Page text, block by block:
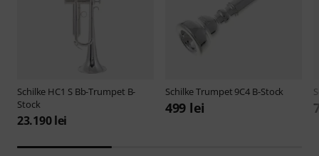
Schilke HC1 S Bb-Trumpet B-
Stock
23.190 lei
SchilkeTrumpet 9C4 B-Stock
499 lei